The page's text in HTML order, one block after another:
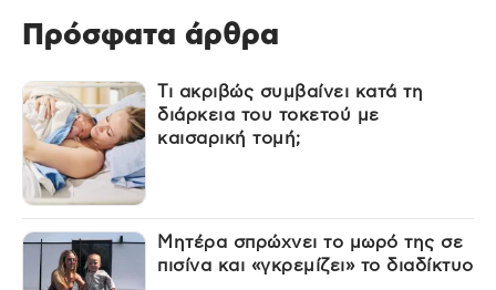
Πρόσφατα άρθρα
Τι ακριβώς συμβαίνει κατά τη
διάρκεια του τοκετού με
καισαρική τομή;
Μητέρα σπρώχνει το μωρό της σε
πισίνα και «γκρεμίζει» το διαδίκτυο